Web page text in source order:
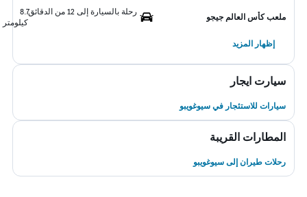
ملعب كأس العالم جيجو
رحلة بالسيارة إلى 12 من الدقائق
8.7
كيلومتر
إظهار المزيد
سيارت ايجار
سيارات للاستئجار في سيوغويبو
المطارات القريبة
رحلات طيران إلى سيوغويبو